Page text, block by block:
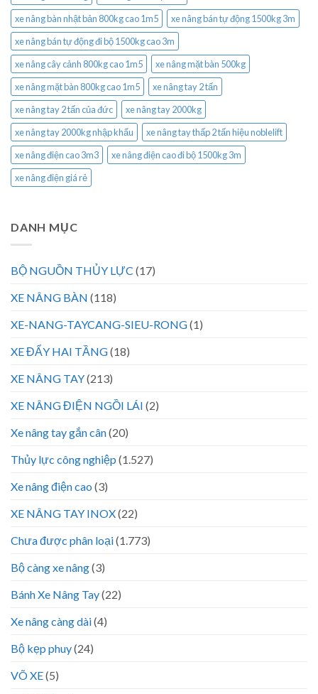
xe nâng bàn nhật bản 800kg cao 1m5
xe nâng bán tự động 1500kg 3m
xe nâng bán tự động đi bộ 1500kg cao 3m
xe nâng cây cảnh 800kg cao 1m5
xe nâng mặt bàn 500kg
xe nâng mặt bàn 800kg cao 1m5
xe nâng tay 2 tấn
xe nâng tay 2 tấn của đức
xe nâng tay 2000kg
xe nâng tay 2000kg nhập khẩu
xe nâng tay thấp 2 tấn hiệu noblelift
xe nâng điện cao 3m3
xe nâng điện cao đi bộ 1500kg 3m
xe nâng điện giá rẻ
DANH MỤC
BỘ NGUỒN THỦY LỰC (17)
XE NÂNG BÀN (118)
XE-NANG-TAYCANG-SIEU-RONG(1)
XE ĐẨY HAI TẦNG(18)
XE NÂNG TAY(213)
XE NÂNG ĐIỆN NGỒI LÁI (2)
Xe nâng tay gắn cân(20)
Thủy lực công nghiệp (1.527)
Xe nâng điện cao (3)
XE NÂNG TAY INOX(22)
Chưa được phân loại(1.773)
Bộ càng xe nâng(3)
Bánh Xe Nâng Tay(22)
Xe nâng càng dài(4)
Bộ kẹp phuy(24)
VÕ XE(5)